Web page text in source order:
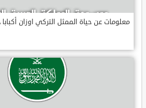
معلومات عن حياة الممثل التركي اوزان أكبابا OZAN AKBABA